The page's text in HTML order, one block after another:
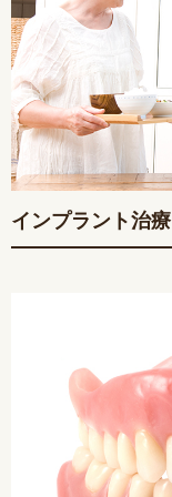
インプラント治療